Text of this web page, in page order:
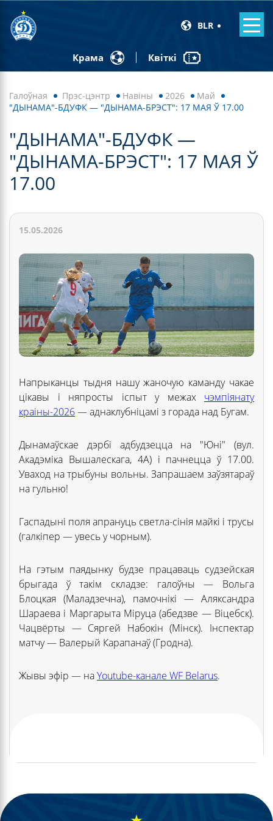
BLR
Крама Квіткі
Галоўная Прэс-цэнтр Навiны 2026
Май
"ДЫНАМА"-БДУФК — "ДЫНАМА-БРЭСТ": 17 МАЯ Ў 17.00
"ДЫНАМА"-БДУФК —
"ДЫНАМА-БРЭСТ": 17 МАЯ Ў
17.00
15.05.2026
Напрыканцы тыдня нашу жаночую каманду чакае
цікавы і няпросты іспыт у межах чэмпіянату
краіны-2026— аднаклубніцамі з горада над Бугам.
Дынамаўскае дэрбі адбудзецца на "Юні" (вул.
Акадэміка Вышалескага, 4А) і пачнецца ў 17.00.
Уваход на трыбуны вольны. Запрашаем заўзятараў
на гульню!
Гаспадыні поля апрануць светла-сінія майкі і трусы
(галкіпер — увесь у чорным).
На гэтым паядынку будзе працаваць судзейская
брыгада ў такім складзе: галоўны — Вольга
Блоцкая (Маладзечна), памочнікі — Аляксандра
Шараева і Маргарыта Міруца (абедзве — Віцебск).
Чацвёрты — Сяргей Набокін (Мінск). Інспектар
матчу — Валерый Карапанаў (Гродна).
Жывы эфір — наYoutube-канале WF Belarus.